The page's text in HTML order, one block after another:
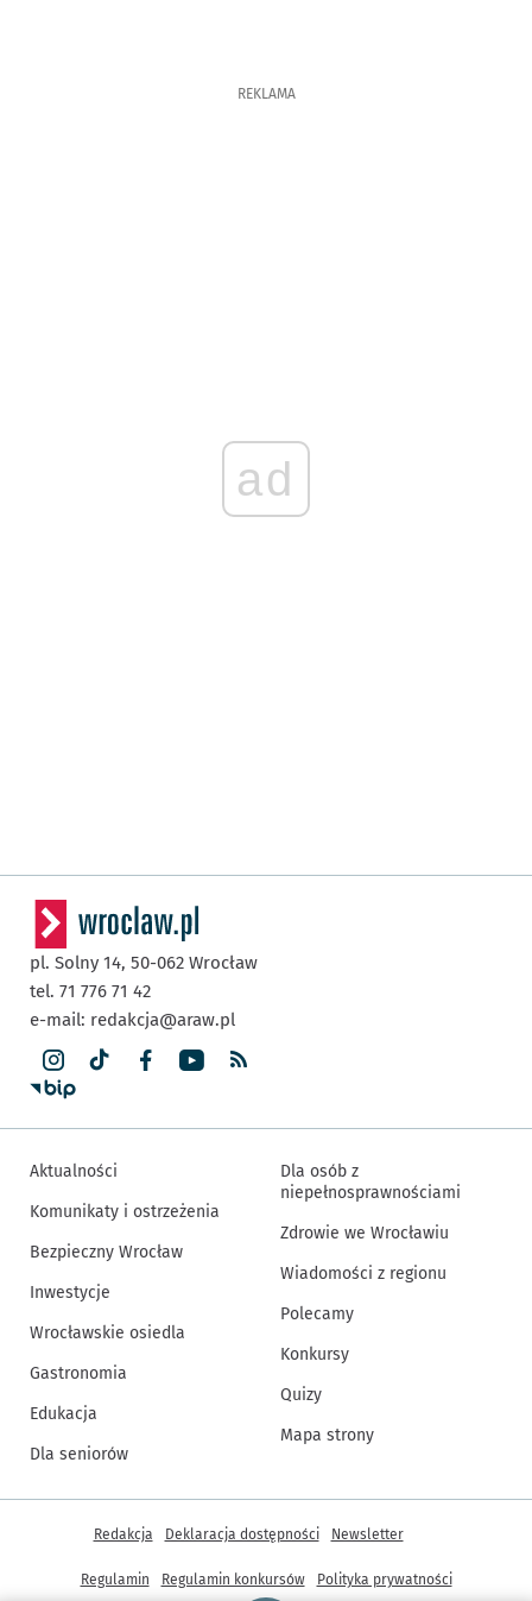
REKLAMA
ad
pl. Solny 14, 50-062 Wrocław
tel. 71 776 71 42
e-mail: redakcja@araw.pl
Aktualności
Komunikaty i ostrzeżenia
Bezpieczny Wrocław
Inwestycje
Wrocławskie osiedla
Gastronomia
Edukacja
Dla seniorów
Dla osób z
niepełnosprawnościami
Zdrowie we Wrocławiu
Wiadomości z regionu
Polecamy
Konkursy
Quizy
Mapa strony
Inne informacje
Redakcja Deklaracja dostępności Newsletter
Regulamin Regulamin konkursów Polityka prywatności